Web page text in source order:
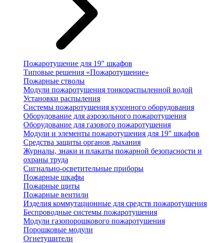
Пожаротушение для 19" шкафов
Типовые решения «Пожаротушение»
Пожарные стволы
Модули пожаротушения тонкораспыленной водой
Установки распыления
Системы пожаротушения кухонного оборудования
Оборудование для аэрозольного пожаротушения
Оборудование для газового пожаротушения
Модули и элементы пожаротушения для 19" шкафов
Средства защиты органов дыхания
Журналы, знаки и плакаты пожарной безопасности и
охраны труда
Сигнально-осветительные приборы
Пожарные шкафы
Пожарные щиты
Пожарные вентили
Изделия коммутационные для средств пожаротушения
Беспроводные системы пожаротушения
Модули газопорошкового пожаротушения
Порошковые модули
Огнетушители